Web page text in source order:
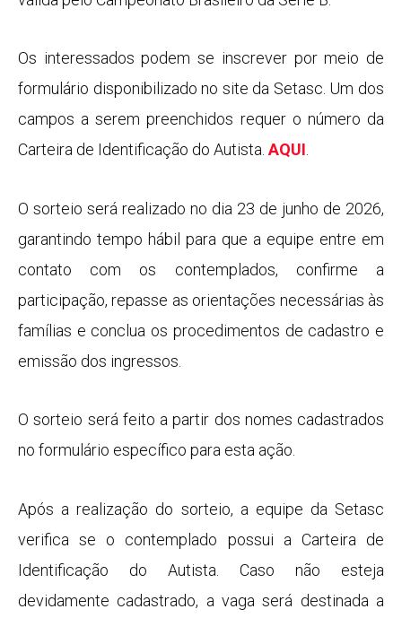
Os interessados podem se inscrever por meio de
formulário disponibilizado no site da Setasc. Um dos
campos a serem preenchidos requer o número da
Carteira de Identificação do Autista. AQUI.
O sorteio será realizado no dia 23 de junho de 2026,
garantindo tempo hábil para que a equipe entre em
contato com os contemplados, confirme a
participação, repasse as orientações necessárias às
famílias e conclua os procedimentos de cadastro e
emissão dos ingressos.
O sorteio será feito a partir dos nomes cadastrados
no formulário específico para esta ação.
Após a realização do sorteio, a equipe da Setasc
verifica se o contemplado possui a Carteira de
Identificação do Autista. Caso não esteja
devidamente cadastrado, a vaga será destinada a